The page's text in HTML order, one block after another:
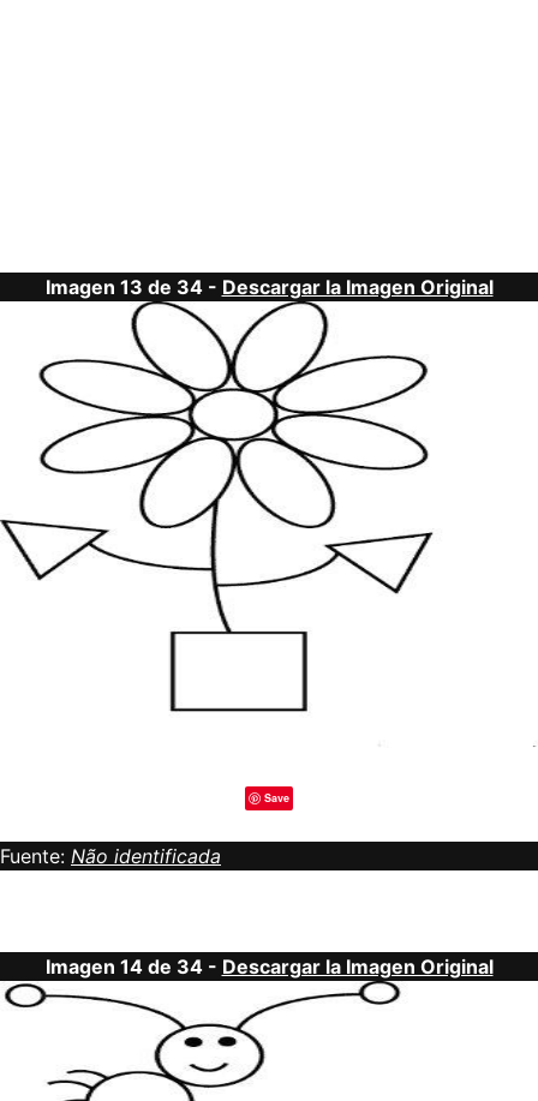
Imagen 13 de 34 - Descargar la Imagen Original
Save
Fuente: Não identificada
Imagen 14 de 34 - Descargar la Imagen Original